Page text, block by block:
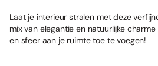
Laat je interieur stralen met deze
mix van elegantie en natuurlijke
en sfeer aan je ruimte toe te voegen!